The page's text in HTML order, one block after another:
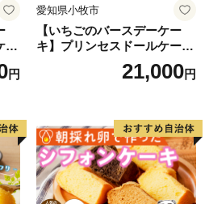
ー
市
円
愛知県小牧市
【いちごのバースデーケー
キ】プリンセスドールケーキ
日時指定可 スイーツ デザー
ト 洋菓子 お取り寄せ 愛知県
デコレーションケーキ ホー
ルケーキ 人形 かわいい こど
も
21,000円